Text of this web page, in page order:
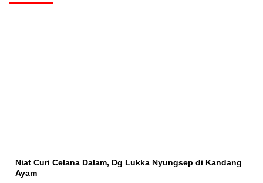
Niat Curi Celana Dalam, Dg Lukka Nyungsep di Kandang
Ayam